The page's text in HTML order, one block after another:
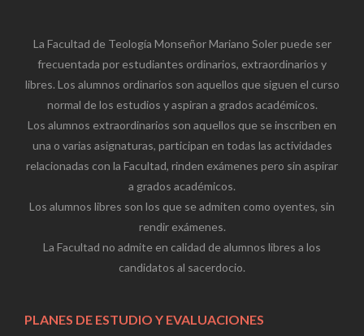
La Facultad de Teología Monseñor Mariano Soler puede ser
frecuentada por estudiantes ordinarios, extraordinarios y
libres. Los alumnos ordinarios son aquellos que siguen el curso
normal de los estudios y aspiran a grados académicos.
Los alumnos extraordinarios son aquellos que se inscriben en
una o varias asignaturas, participan en todas las actividades
relacionadas con la Facultad, rinden exámenes pero sin aspirar
a grados académicos.
Los alumnos libres son los que se admiten como oyentes, sin
rendir exámenes.
La Facultad no admite en calidad de alumnos libres a los
candidatos al sacerdocio.
PLANES DE ESTUDIO Y EVALUACIONES